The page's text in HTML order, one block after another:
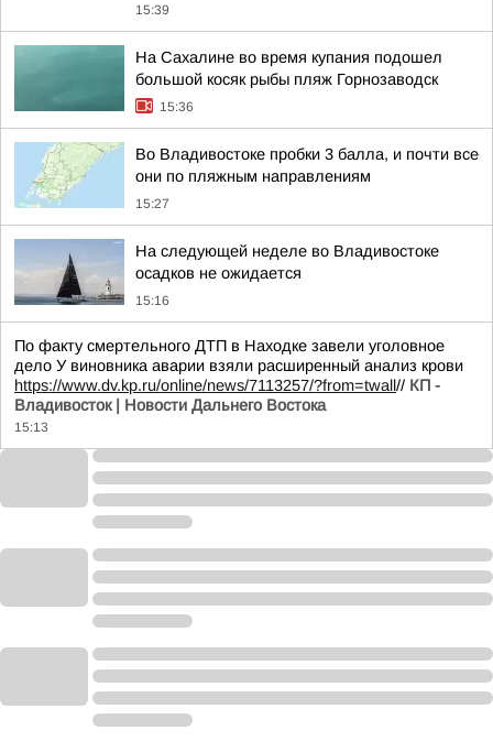
15:39
На Сахалине во время купания подошел
большой косяк рыбы пляж Горнозаводск
15:36
Во Владивостоке пробки 3 балла, и почти все
они по пляжным направлениям
15:27
На следующей неделе во Владивостоке
осадков не ожидается
15:16
По факту смертельного ДТП в Находке завели уголовное
дело У виновника аварии взяли расширенный анализ крови
https://www.dv.kp.ru/online/news/7113257/?from=twall// КП -
Владивосток | Новости Дальнего Востока
15:13